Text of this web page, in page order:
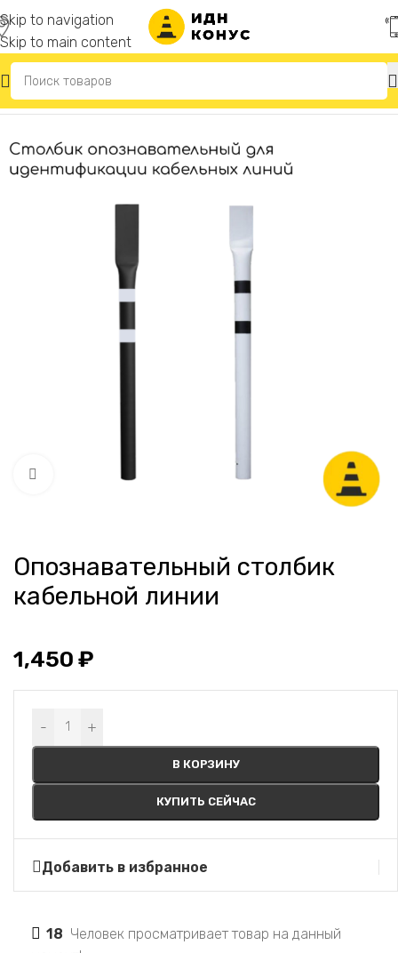
Skip to navigation
Skip to main content
Главная Опознавательные столбики
Опознавательный столбик
кабельной линии
1,450 ₽
- +
В КОРЗИНУ
КУПИТЬ СЕЙЧАС
Alternative:
Добавить в избранное
18 Человек просматривает товар на данный